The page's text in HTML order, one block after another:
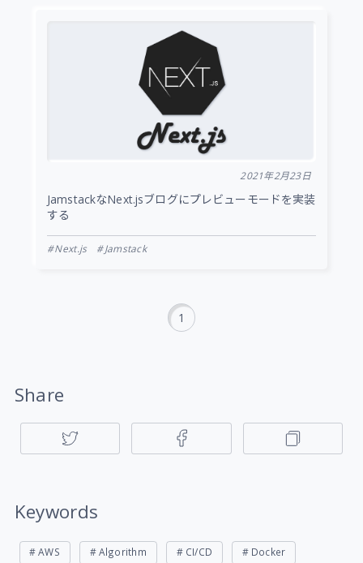
2021年2月23日
JamstackなNext.jsブログにプレビューモードを実装
する
Next.js Jamstack
1
Share
Keywords
AWS Algorithm CI/CD Docker